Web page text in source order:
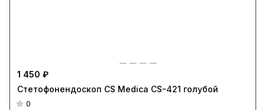
1 450 ₽
Стетофонендоскоп CS Medica CS-421 голубой
0